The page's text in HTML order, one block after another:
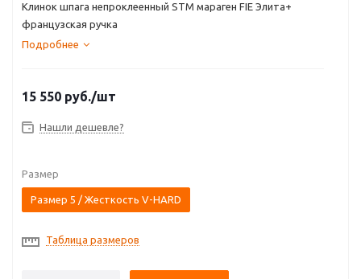
Клинок шпага непроклеенный STM мараген FIE Элита+
французская ручка
Подробнее
15 550 руб./шт
Нашли дешевле?
Размер
Размер 5 / Жесткость V-HARD
Таблица размеров